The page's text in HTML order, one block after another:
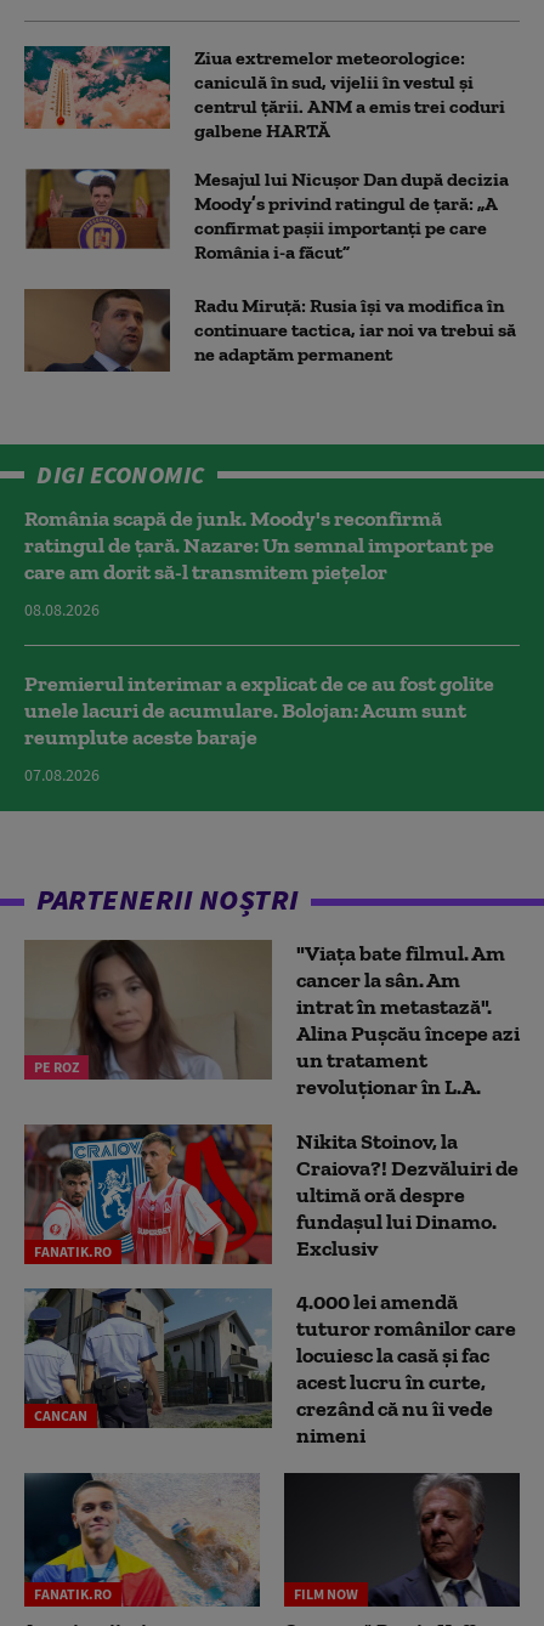
Ziua extremelor meteorologice:
caniculă în sud, vijelii în vestul și
centrul țării. ANM a emis trei coduri
galbene HARTĂ
Mesajul lui Nicușor Dan după decizia
Moody’s privind ratingul de țară: „A
confirmat pașii importanți pe care
România i-a făcut”
Radu Miruță: Rusia își va modifica în
continuare tactica, iar noi va trebui să
ne adaptăm permanent
DIGI ECONOMIC
România scapă de junk. Moody's reconfirmă
ratingul de țară. Nazare: Un semnal important pe
care am dorit să-l transmitem piețelor
08.08.2026
Premierul interimar a explicat de ce au fost golite
unele lacuri de acumulare. Bolojan: Acum sunt
reumplute aceste baraje
07.08.2026
PARTENERII NOȘTRI
PE ROZ
"Viața bate filmul. Am
cancer la sân. Am
intrat în metastază".
Alina Pușcău începe azi
un tratament
revoluționar în L.A.
FANATIK.RO
Nikita Stoinov, la
Craiova?! Dezvăluiri de
ultimă oră despre
fundașul lui Dinamo.
Exclusiv
CANCAN
4.000 lei amendă
tuturor românilor care
locuiesc la casă și fac
acest lucru în curte,
crezând că nu îi vede
nimeni
FANATIK.RO FILM NOW